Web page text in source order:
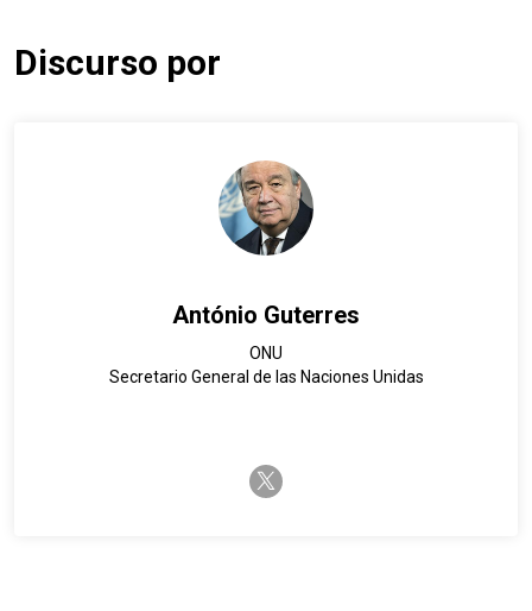
Discurso por
António Guterres
ONU
Secretario General de las Naciones Unidas
twitter-x